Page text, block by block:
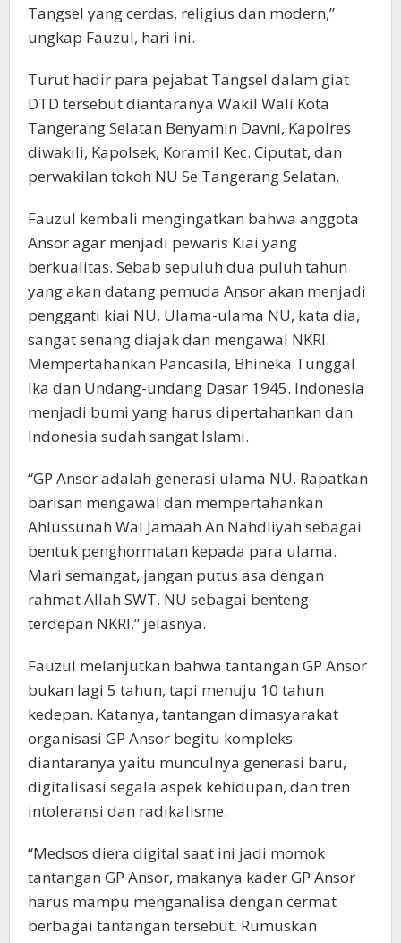
Tangsel yang cerdas, religius dan modern,”
ungkap Fauzul, hari ini.
Turut hadir para pejabat Tangsel dalam giat
DTD tersebut diantaranya Wakil Wali Kota
Tangerang Selatan Benyamin Davni, Kapolres
diwakili, Kapolsek, Koramil Kec. Ciputat, dan
perwakilan tokoh NU Se Tangerang Selatan.
Fauzul kembali mengingatkan bahwa anggota
Ansor agar menjadi pewaris Kiai yang
berkualitas. Sebab sepuluh dua puluh tahun
yang akan datang pemuda Ansor akan menjadi
pengganti kiai NU. Ulama-ulama NU, kata dia,
sangat senang diajak dan mengawal NKRI.
Mempertahankan Pancasila, Bhineka Tunggal
Ika dan Undang-undang Dasar 1945. Indonesia
menjadi bumi yang harus dipertahankan dan
Indonesia sudah sangat Islami.
“GP Ansor adalah generasi ulama NU. Rapatkan
barisan mengawal dan mempertahankan
Ahlussunah Wal Jamaah An Nahdliyah sebagai
bentuk penghormatan kepada para ulama.
Mari semangat, jangan putus asa dengan
rahmat Allah SWT. NU sebagai benteng
terdepan NKRI,” jelasnya.
Fauzul melanjutkan bahwa tantangan GP Ansor
bukan lagi 5 tahun, tapi menuju 10 tahun
kedepan. Katanya, tantangan dimasyarakat
organisasi GP Ansor begitu kompleks
diantaranya yaitu munculnya generasi baru,
digitalisasi segala aspek kehidupan, dan tren
intoleransi dan radikalisme.
“Medsos diera digital saat ini jadi momok
tantangan GP Ansor, makanya kader GP Ansor
harus mampu menganalisa dengan cermat
berbagai tantangan tersebut. Rumuskan